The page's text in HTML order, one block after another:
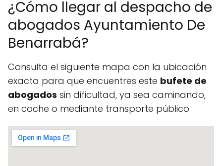
¿Cómo llegar al despacho de
abogados Ayuntamiento De
Benarrabá?
Consulta el siguiente mapa con la ubicación
exacta para que encuentres este bufete de
abogados sin dificultad, ya sea caminando,
en coche o mediante transporte público.